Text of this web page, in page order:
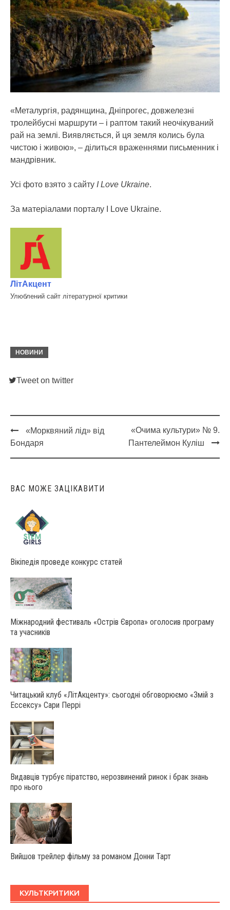
«Металургія, радянщина, Дніпрогес, довжелезні
тролейбусні маршрути – і раптом такий неочікуваний
рай на землі. Виявляється, й ця земля колись була
чистою і живою», – ділиться враженнями письменник і
мандрівник.
Усі фото взято з сайту I Love Ukraine.
За матеріалами порталу I Love Ukraine.
ЛітАкцент
Улюблений сайт літературної критики
НОВИНИ
Tweet on twitter
Post
navigation
«Морквяний лід» від
Бондаря
«Очима культури» № 9.
Пантелеймон Куліш
ВАС МОЖЕ ЗАЦІКАВИТИ
Вікіпедія проведе конкурс статей
Міжнародний фестиваль «Острів Європа» оголосив програму
та учасників
Читацький клуб «ЛітАкценту»: сьогодні обговорюємо «Змій з
Ессексу» Сари Перрі
Видавців турбує піратство, нерозвинений ринок і брак знань
про нього
Вийшов трейлер фільму за романом Донни Тарт
КУЛЬТКРИТИКИ